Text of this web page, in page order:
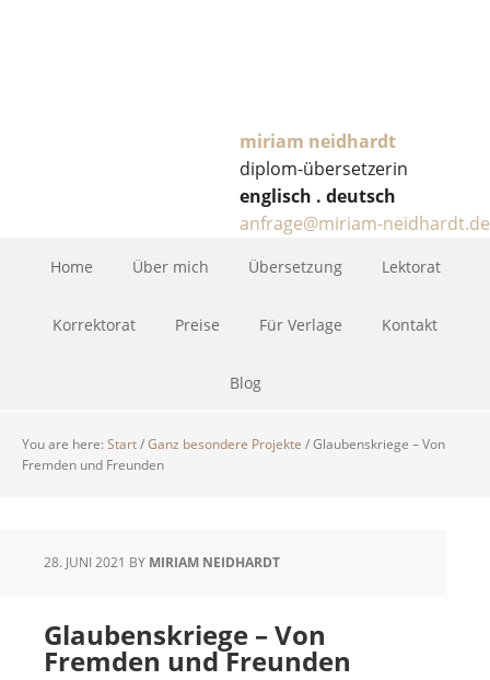
miriam neidhardt
diplom-übersetzerin
englisch . deutsch
anfrage@miriam-neidhardt.de
Home Über mich Übersetzung Lektorat
Korrektorat Preise Für Verlage Kontakt
Blog
You are here: Start/Ganz besondere Projekte /Glaubenskriege – Von
Fremden und Freunden
28. JUNI 2021 BY MIRIAM NEIDHARDT
Glaubenskriege – Von
Fremden und Freunden